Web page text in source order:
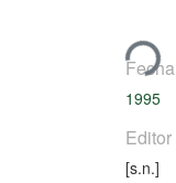
Cargando...
Fecha
1995
Editor
[s.n.]